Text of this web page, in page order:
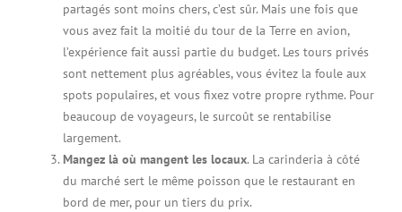
partagés sont moins chers, c’est sûr. Mais une fois que
vous avez fait la moitié du tour de la Terre en avion,
l’expérience fait aussi partie du budget. Les tours privés
sont nettement plus agréables, vous évitez la foule aux
spots populaires, et vous fixez votre propre rythme. Pour
beaucoup de voyageurs, le surcoût se rentabilise
largement.
Mangez là où mangent les locaux. La carinderia à côté
du marché sert le même poisson que le restaurant en
bord de mer, pour un tiers du prix.